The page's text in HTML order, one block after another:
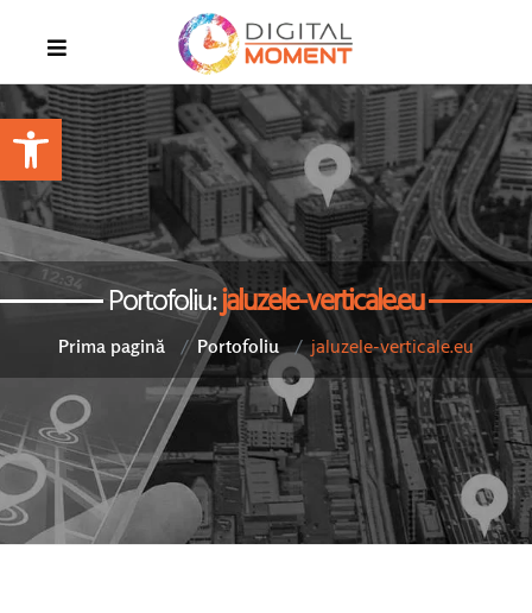
Portofoliu:jaluzele-verticale.eu
Prima pagină Portofoliu jaluzele-verticale.eu
Open toolbar